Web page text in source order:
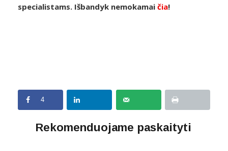
specialistams. Išbandyk nemokamai čia!
4
Rekomenduojame paskaityti